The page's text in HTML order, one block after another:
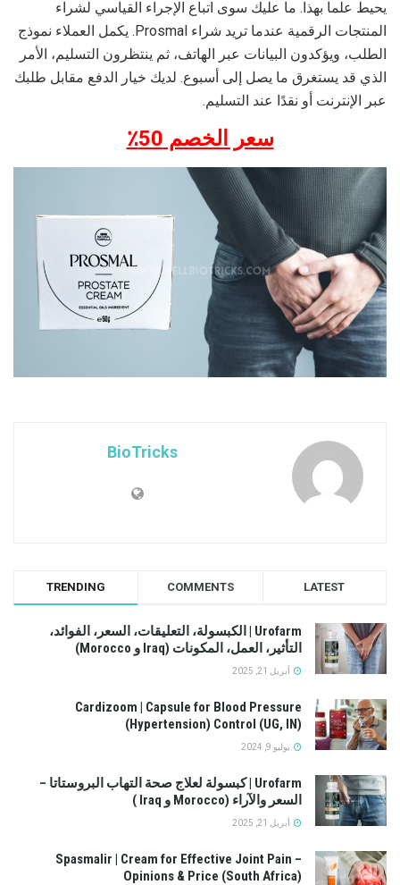
يحيط علما بهذا. ما عليك سوى اتباع الإجراء القياسي لشراء
المنتجات الرقمية عندما تريد شراء Prosmal. يكمل العملاء نموذج
الطلب، ويؤكدون البيانات عبر الهاتف، ثم ينتظرون التسليم، الأمر
الذي قد يستغرق ما يصل إلى أسبوع. لديك خيار الدفع مقابل طلبك
عبر الإنترنت أو نقدًا عند التسليم.
سعر الخصم 50٪
BioTricks
TRENDING COMMENTS LATEST
Urofarm | الكبسولة، التعليقات، السعر، الفوائد،
التأثير، العمل، المكونات (Iraq و Morocco)
أبريل 21, 2025
Cardizoom | Capsule for Blood Pressure
(Hypertension) Control (UG, IN)
يوليو 9, 2024
Urofarm | كبسولة لعلاج صحة التهاب البروستاتا –
السعر والآراء (Morocco و Iraq )
أبريل 21, 2025
Spasmalir | Cream for Effective Joint Pain –
Opinions & Price (South Africa)